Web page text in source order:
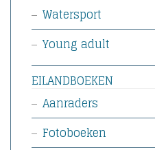
Watersport
Young adult
EILANDBOEKEN
Aanraders
Fotoboeken